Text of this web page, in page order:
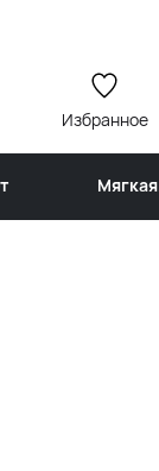
Избранное
Мягкая